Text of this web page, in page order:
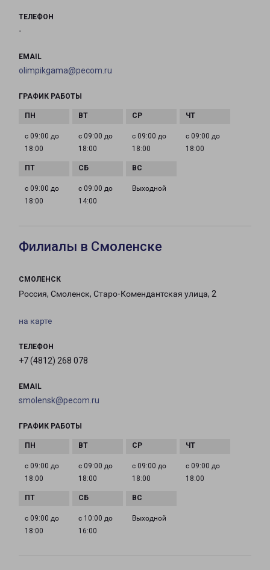
ТЕЛЕФОН
-
EMAIL
olimpikgama@pecom.ru
ГРАФИК РАБОТЫ
с 09:00 до
18:00
с 09:00 до
18:00
с 09:00 до
18:00
с 09:00 до
18:00
с 09:00 до
18:00
с 09:00 до
14:00
Выходной
Филиалы в Смоленске
СМОЛЕНСК
Россия, Смоленск, Старо-Комендантская улица, 2
на карте
ТЕЛЕФОН
+7 (4812) 268 078
EMAIL
smolensk@pecom.ru
ГРАФИК РАБОТЫ
с 09:00 до
18:00
с 09:00 до
18:00
с 09:00 до
18:00
с 09:00 до
18:00
с 09:00 до
18:00
с 10:00 до
16:00
Выходной